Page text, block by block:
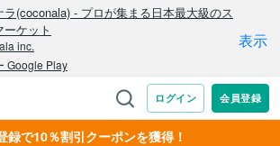
録で10％割引クーポンを獲得！